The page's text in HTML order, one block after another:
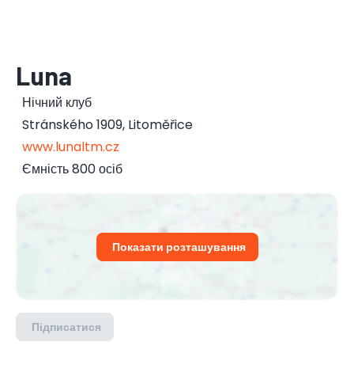
Luna
Нічний клуб
Stránského 1909, Litoměřice
www.lunaltm.cz
Ємність 800 осіб
Показати розташування
Підписатися